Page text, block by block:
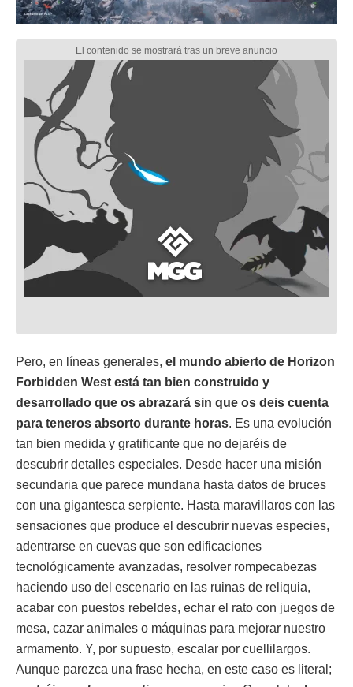
Pero, en líneas generales, el mundo abierto de Horizon
Forbidden West está tan bien construido y
desarrollado que os abrazará sin que os deis cuenta
para teneros absorto durante horas. Es una evolución
tan bien medida y gratificante que no dejaréis de
descubrir detalles especiales. Desde hacer una misión
secundaria que parece mundana hasta datos de bruces
con una gigantesca serpiente. Hasta maravillaros con las
sensaciones que produce el descubrir nuevas especies,
adentrarse en cuevas que son edificaciones
tecnológicamente avanzadas, resolver rompecabezas
haciendo uso del escenario en las ruinas de reliquia,
acabar con puestos rebeldes, echar el rato con juegos de
mesa, cazar animales o máquinas para mejorar nuestro
armamento. Y, por supuesto, escalar por cuellilargos.
Aunque parezca una frase hecha, en este caso es literal;